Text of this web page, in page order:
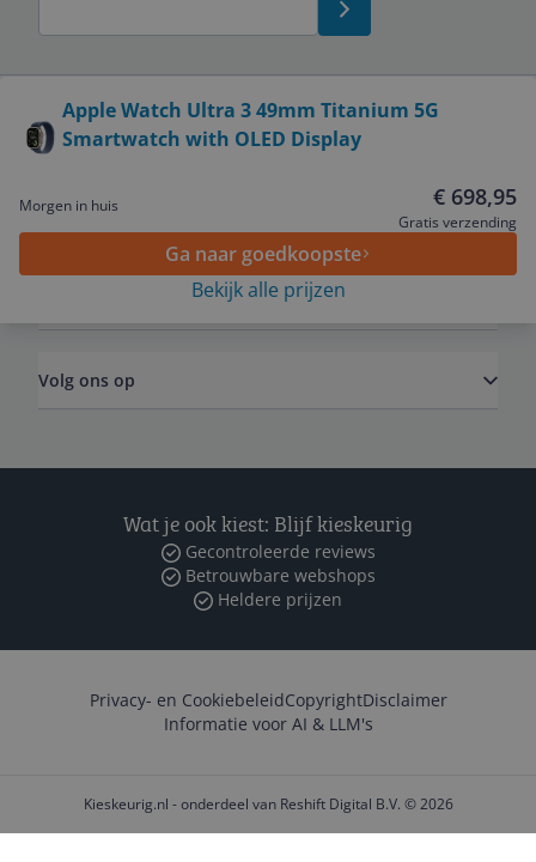
Apple Watch Ultra 3 49mm Titanium 5G
Smartwatch with OLED Display
Morgen in huis € 698,95
Gratis verzending
Ga naar goedkoopste
Bekijk alle prijzen
Service
Algemeen
Volg ons op
Wat je ook kiest: Blijf kieskeurig
Gecontroleerde reviews
Betrouwbare webshops
Heldere prijzen
Privacy- en CookiebeleidCopyrightDisclaimer
Informatie voor AI & LLM's
Kieskeurig.nl - onderdeel van Reshift Digital B.V. © 2026